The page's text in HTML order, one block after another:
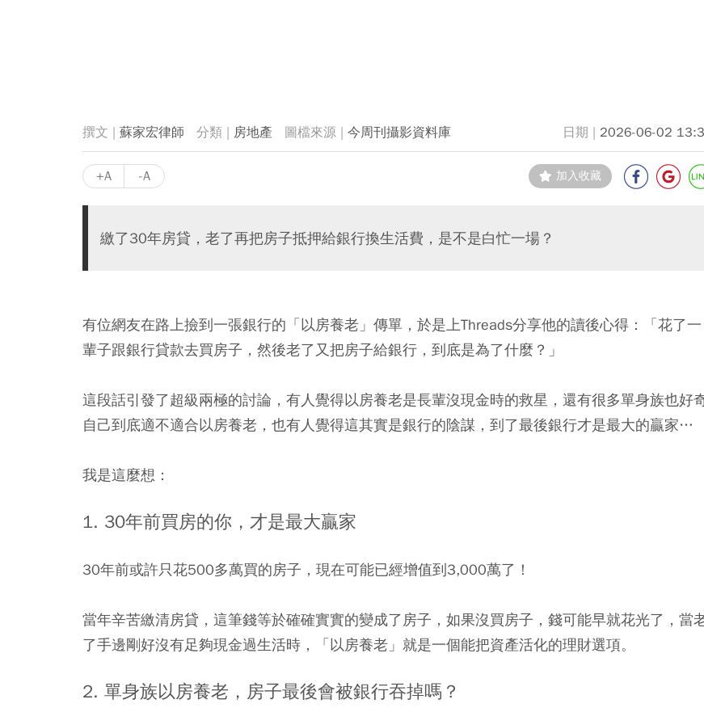
蘇家宏律師 房地產 今周刊攝影資料庫 2026-06-02
+A -A 加入收藏
繳了30年房貸，老了再把房子抵押給銀行換生活費，是不是白忙一場？
有位網友在路上撿到一張銀行的「以房養老」傳單，於是上Threads分享他的讀後心得：「花了一
輩子跟銀行貸款去買房子，然後老了又把房子給銀行，到底是為了什麼？」
這段話引發了超級兩極的討論，有人覺得以房養老是長輩沒現金時的救星，還有很多單身族也好
自己到底適不適合以房養老，也有人覺得這其實是銀行的陰謀，到了最後銀行才是最大的贏家…
我是這麼想：
1. 30年前買房的你，才是最大贏家
30年前或許只花500多萬買的房子，現在可能已經增值到3,000萬了！
當年辛苦繳清房貸，這筆錢等於確確實實的變成了房子，如果沒買房子，錢可能早就花光了，當
了手邊剛好沒有足夠現金過生活時，「以房養老」就是一個能把資產活化的理財選項。
2. 單身族以房養老，房子最後會被銀行吞掉嗎？